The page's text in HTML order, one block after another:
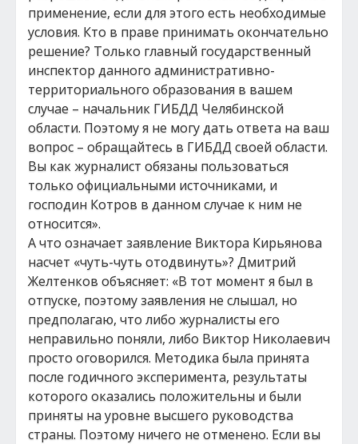
применение, если для этого есть необходимые
условия. Кто в праве принимать окончательно
решение? Только главный государственный
инспектор данного административно-
территориального образования в вашем
случае – начальник ГИБДД Челябинской
области. Поэтому я не могу дать ответа на ваш
вопрос – обращайтесь в ГИБДД своей области.
Вы как журналист обязаны пользоваться
только официальными источниками, и
господин Котров в данном случае к ним не
относится».
А что означает заявление Виктора Кирьянова
насчет «чуть-чуть отодвинуть»? Дмитрий
Желтенков объясняет: «В тот момент я был в
отпуске, поэтому заявления не слышал, но
предполагаю, что либо журналисты его
неправильно поняли, либо Виктор Николаевич
просто оговорился. Методика была принята
после годичного эксперимента, результаты
которого оказались положительны и были
приняты на уровне высшего руководства
страны. Поэтому ничего не отменено. Если вы